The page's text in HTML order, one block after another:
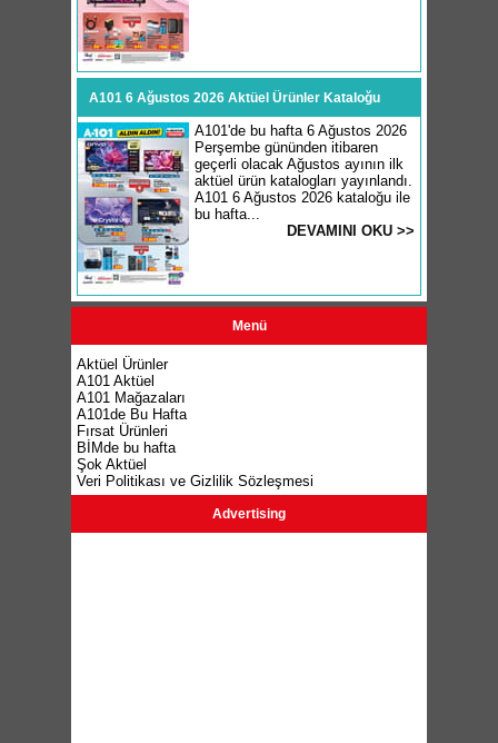
A101 6 Ağustos 2026 Aktüel Ürünler Kataloğu
A101'de bu hafta 6 Ağustos 2026
Perşembe gününden itibaren
geçerli olacak Ağustos ayının ilk
aktüel ürün katalogları yayınlandı.
A101 6 Ağustos 2026 kataloğu ile
bu hafta...
DEVAMINI OKU >>
Menü
Aktüel Ürünler
A101 Aktüel
A101 Mağazaları
A101de Bu Hafta
Fırsat Ürünleri
BİMde bu hafta
Şok Aktüel
Veri Politikası ve Gizlilik Sözleşmesi
Advertising